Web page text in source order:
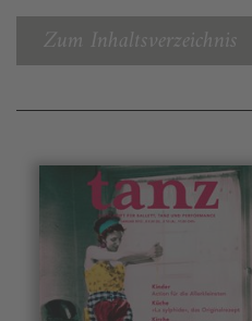
Zum Inhaltsverzeichnis